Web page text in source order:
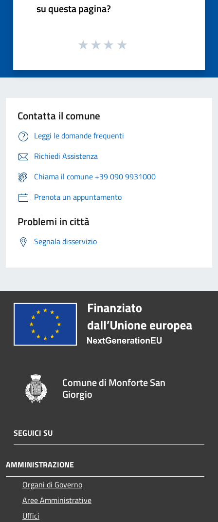
su questa pagina?
Contatta il comune
Leggi le domande frequenti
Richiedi Assistenza
Chiama il comune +39 090 9931000
Prenota un appuntamento
Problemi in città
Segnala disservizio
Comune di Monforte San
Giorgio
SEGUICI SU
AMMINISTRAZIONE
Organi di Governo
Aree Amministrative
Uffici